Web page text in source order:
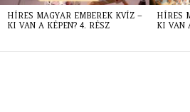
HÍRES MAGYAR EMBEREK KVÍZ –
KI VAN A KÉPEN? 4. RÉSZ
HÍRES
KI VAN